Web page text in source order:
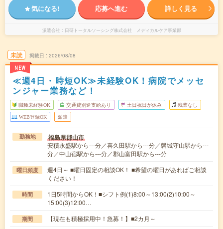
気になる! 応募へ進む 詳しく見る
派遣会社 日研トータルソーシング株式会社 メディカルケア事業部
未読
NEW
掲載日 2026/08/08
≪週4日・時短OK≫未経験OK！病院でメッセ
ンジャー業務など！
職種未経験OK 交通費別途支給あり 土日祝日が休み 残業なし
WEB登録OK 派遣
勤務地 福島県郡山市
安積永盛駅から---分／喜久田駅から---分／磐城守山駅から---
分／中山宿駅から---分／郡山富田駅から---分
曜日頻度
週4日～ ■曜日固定の相談OK！ ■希望の曜日があればご相談
ください！
時間
1日5時間からOK！■シフト例(1)8:00～13:00(2)10:00～
15:00(3)12:00…
期間 【現在も積極採用中！急募！】■2カ月～